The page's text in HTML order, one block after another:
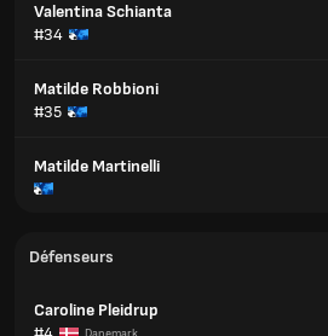
Valentina Schianta
#34
Matilde Robbioni
#35
Matilde Martinelli
Défenseurs
Caroline Pleidrup
Danemark